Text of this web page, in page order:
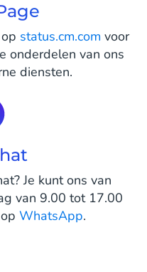
status.cm.com voor
onderdelen van ons
diensten.
Je kunt ons van
van 9.00 tot 17.00
WhatsApp.